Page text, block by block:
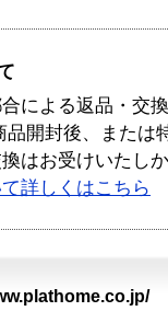
による返品・交
品開封後、または
はお受けいたし
詳しくはこちら